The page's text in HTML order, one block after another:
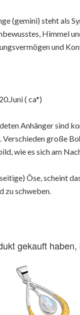
(gemini) steht als
Himmel
und
( ca*)
Anhänger sind
große
wie es sich am
Öse, scheint
zu schweben.
gekauft